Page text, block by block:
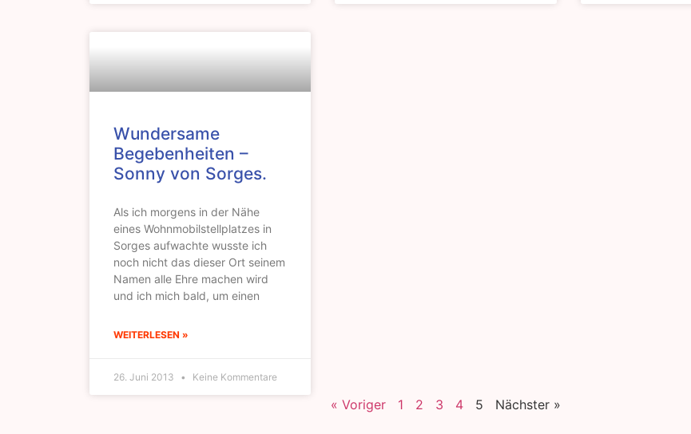
Wundersame
Begebenheiten –
Sonny von Sorges.
Als ich morgens in der Nähe
eines Wohnmobilstellplatzes in
Sorges aufwachte wusste ich
noch nicht das dieser Ort seinem
Namen alle Ehre machen wird
und ich mich bald, um einen
WEITERLESEN »
26. Juni 2013 Keine Kommentare
« Voriger 1 2 3 4 5 Nächster »